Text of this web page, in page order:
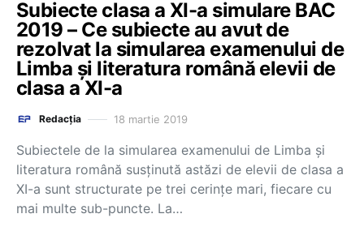
Subiecte clasa a XI-a simulare BAC
2019 – Ce subiecte au avut de
rezolvat la simularea examenului de
Limba și literatura română elevii de
clasa a XI-a
Redacția 18 martie 2019
Subiectele de la simularea examenului de Limba și
literatura română susținută astăzi de elevii de clasa a
XI-a sunt structurate pe trei cerințe mari, fiecare cu
mai multe sub-puncte. La…